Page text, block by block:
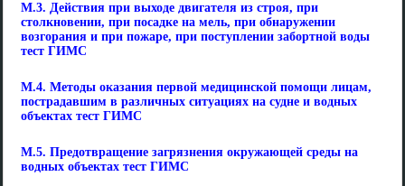
М.3. Действия при выходе двигателя из строя, при
столкновении, при посадке на мель, при обнаружении
возгорания и при пожаре, при поступлении забортной воды
тест ГИМС
М.4. Методы оказания первой медицинской помощи лицам,
пострадавшим в различных ситуациях на судне и водных
объектах тест ГИМС
М.5. Предотвращение загрязнения окружающей среды на
водных объектах тест ГИМС